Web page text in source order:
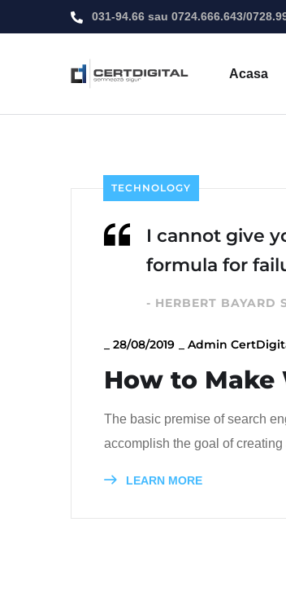
031-94.66 sau 0724.666.643/
Acasa
TECHNOLOGY
I cannot give
formula for
- HERBERT BAYARD
28/08/2019 Admin
How to Make
The basic premise of search
accomplish the goal of
LEARN MORE